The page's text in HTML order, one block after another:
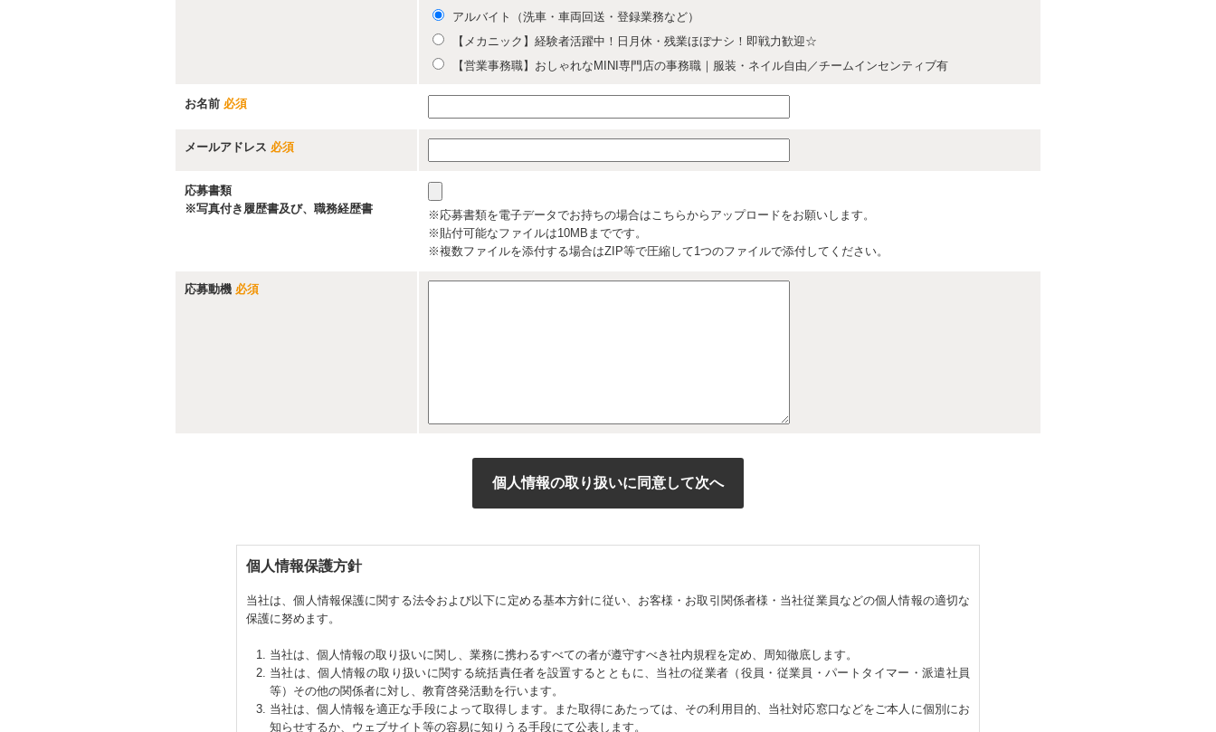
アルバイト（洗車・車両回送・登録業務など）
【メカニック】経験者活躍中！日月休・残業ほぼナシ！即戦力歓迎☆
【営業事務職】おしゃれなMINI専門店の事務職｜服装・ネイル自由／チームインセンティブ有
お名前 必須
メールアドレス 必須
応募書類
※写真付き履歴書及び、職務経歴書
※応募書類を電子データでお持ちの場合はこちらからアップロードをお願いします。
※貼付可能なファイルは10MBまでです。
※複数ファイルを添付する場合はZIP等で圧縮して1つのファイルで添付してください。
応募動機 必須
個人情報保護方針
当社は、個人情報保護に関する法令および以下に定める基本方針に従い、お客様・お取引関係者様・当社従業員などの個人情報の適切な
保護に努めます。
当社は、個人情報の取り扱いに関し、業務に携わるすべての者が遵守すべき社内規程を定め、周知徹底します。
当社は、個人情報の取り扱いに関する統括責任者を設置するとともに、当社の従業者（役員・従業員・パートタイマー・派遣社員
等）その他の関係者に対し、教育啓発活動を行います。
当社は、個人情報を適正な手段によって取得します。また取得にあたっては、その利用目的、当社対応窓口などをご本人に個別にお
知らせするか、ウェブサイト等の容易に知りうる手段にて公表します。